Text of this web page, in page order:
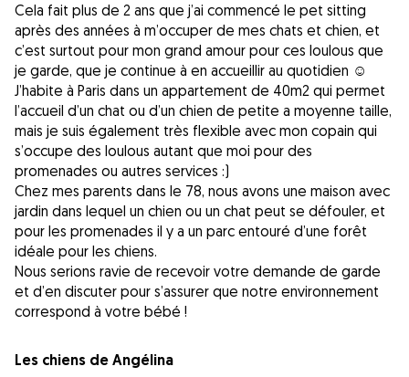
Cela fait plus de 2 ans que j’ai commencé le pet sitting
après des années à m’occuper de mes chats et chien, et
c’est surtout pour mon grand amour pour ces loulous que
je garde, que je continue à en accueillir au quotidien ☺️
J’habite à Paris dans un appartement de 40m2 qui permet
l’accueil d’un chat ou d’un chien de petite a moyenne taille,
mais je suis également très flexible avec mon copain qui
s’occupe des loulous autant que moi pour des
promenades ou autres services :)
Chez mes parents dans le 78, nous avons une maison avec
jardin dans lequel un chien ou un chat peut se défouler, et
pour les promenades il y a un parc entouré d’une forêt
idéale pour les chiens.
Nous serions ravie de recevoir votre demande de garde
et d’en discuter pour s’assurer que notre environnement
correspond à votre bébé !
Les chiens de Angélina